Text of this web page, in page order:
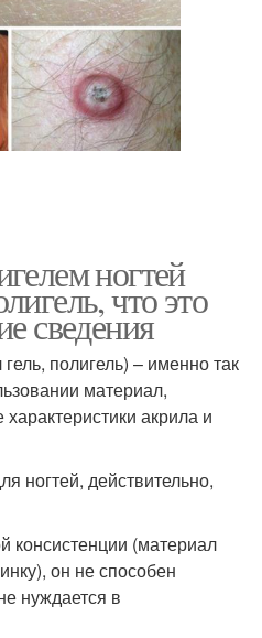
ногтей
что это
сведения
полигель) – именно так
материал,
акрила и
ногтей, действительно,
консистенции (материал
он не способен
нуждается в